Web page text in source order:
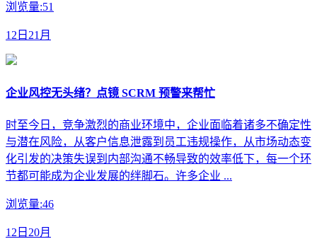
浏览量:51
12日21月
企业风控无头绪？点镜 SCRM 预警来帮忙
时至今日，竞争激烈的商业环境中，企业面临着诸多不确定性
与潜在风险，从客户信息泄露到员工违规操作，从市场动态变
化引发的决策失误到内部沟通不畅导致的效率低下，每一个环
节都可能成为企业发展的绊脚石。许多企业 ...
浏览量:46
12日20月